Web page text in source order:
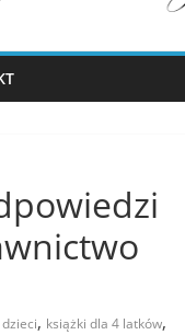
, książki dla 4 latków,